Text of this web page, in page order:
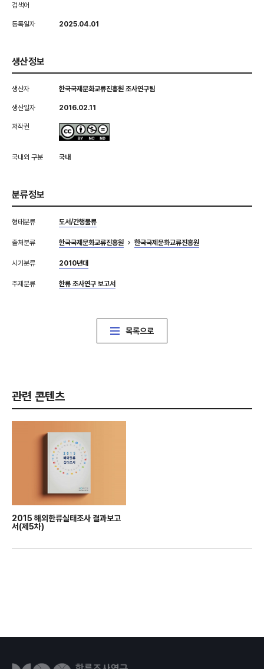
검색어
등록일자 2025.04.01
생산정보
생산자 한국국제문화교류진흥원 조사연구팀
생산일자 2016.02.11
저작권
국내외 구분 국내
분류정보
형태분류 도서/간행물류
출처분류 한국국제문화교류진흥원 한국국제문화교류진흥원
시기분류 2010년대
주제분류 한류 조사연구 보고서
목록으로
관련 콘텐츠
2015 해외한류실태조사 결과보고
서(제5차)